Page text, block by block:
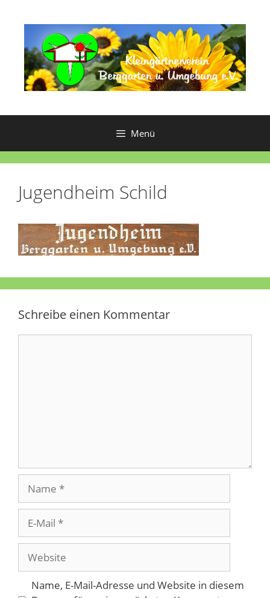
Inhalt
Menü
Jugendheim Schild
Schreibe einen Kommentar
Mail
Website
Name, E-Mail-Adresse und Website in diesem